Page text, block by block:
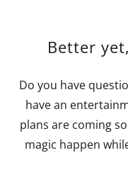
Better
Do you have
have an
plans are coming
magic happen